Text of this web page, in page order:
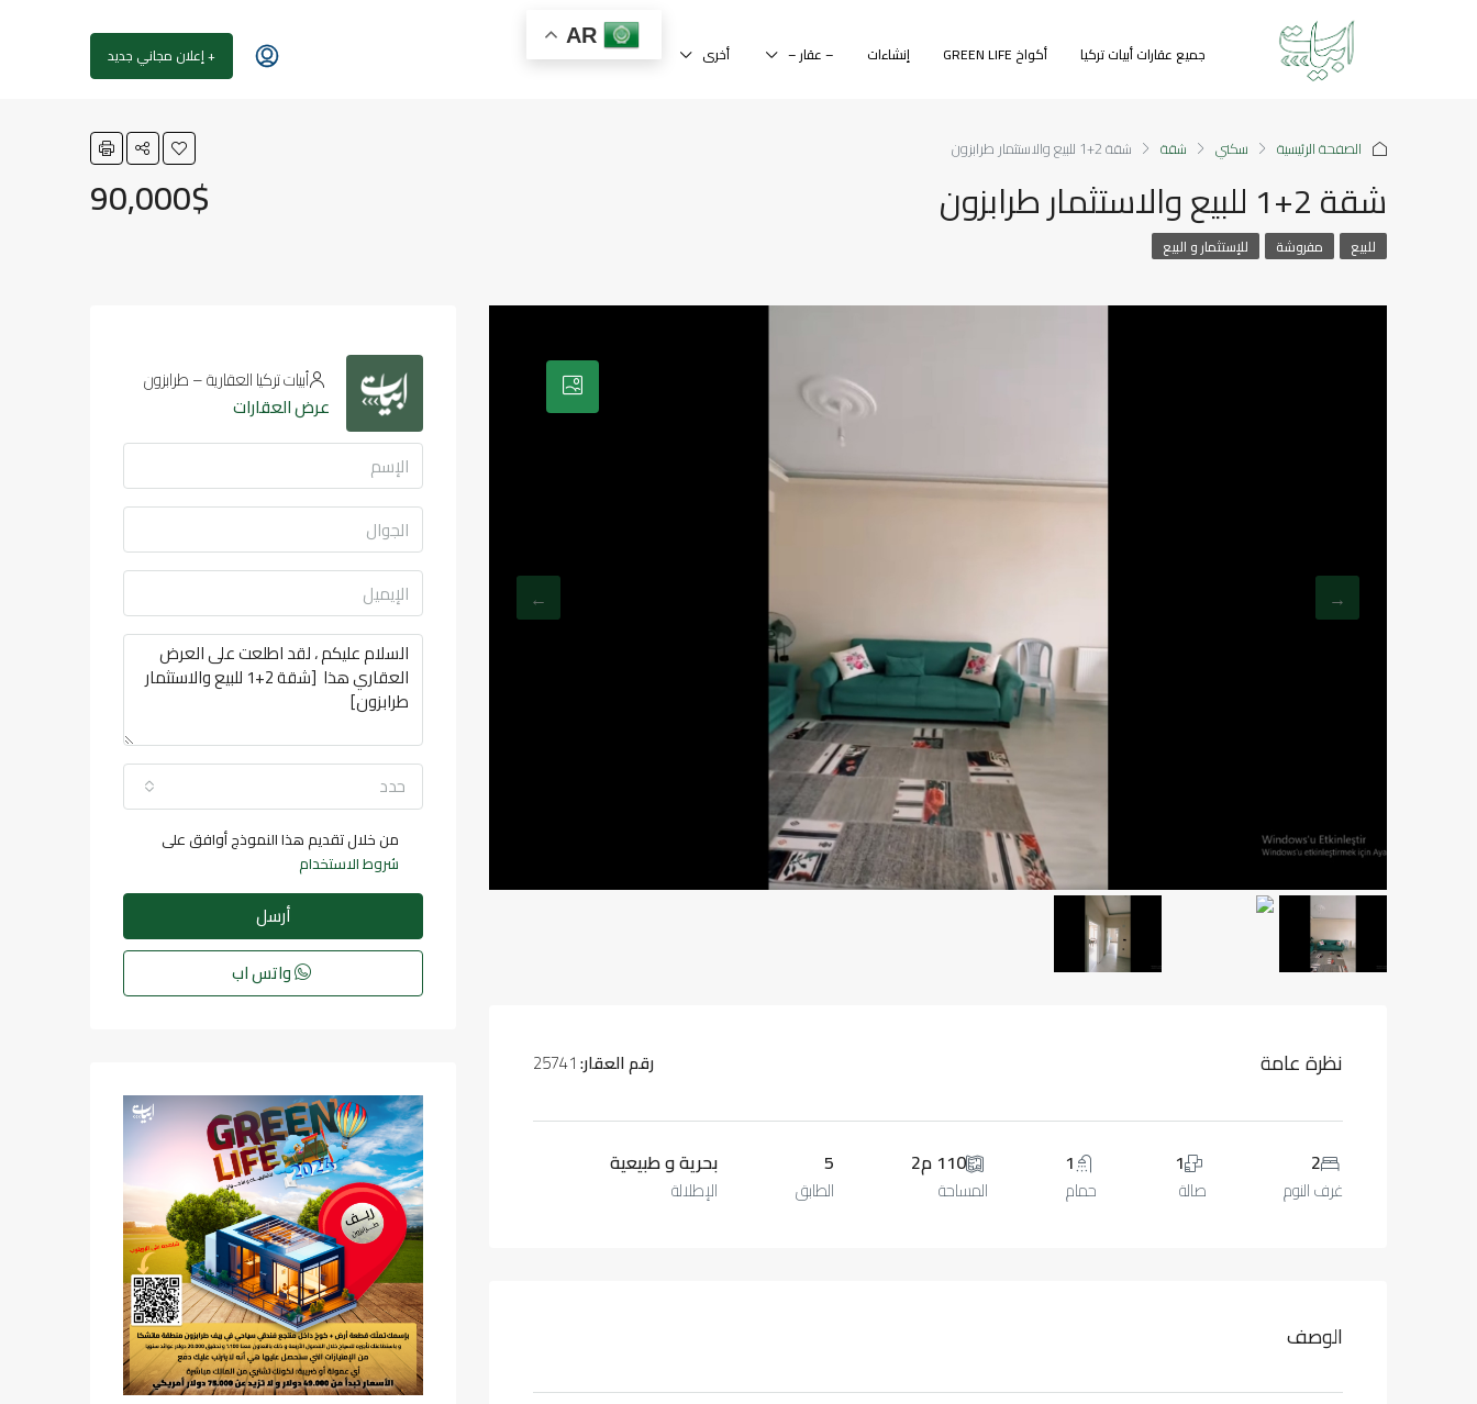
جميع عقارات أبيات تركيا أكواخ GREEN LIFE إنشاءات – عقار – أخرى
AR
+ إعلان مجاني جديد
الصفحة الرئيسية سكني شقة شقة 2+1 للبيع والاستثمار طرابزون
شقة 2+1 للبيع والاستثمار طرابزون 90,000$
للبيع مفروشة للإستثمار و البيع
نظرة عامة رقم العقار:
2
غرف النوم
1
صالة
1
حمام
110 م2
المساحة
5
الطابق
بحرية و طبيعية
الإطلالة
الوصف
أبيات تركيا العقارية – طرابزون
عرض العقارات
حدد
من خلال تقديم هذا النموذج أوافق على
شروط الاستخدام
أرسل
واتس اب